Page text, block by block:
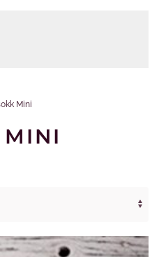
Mini
MINI